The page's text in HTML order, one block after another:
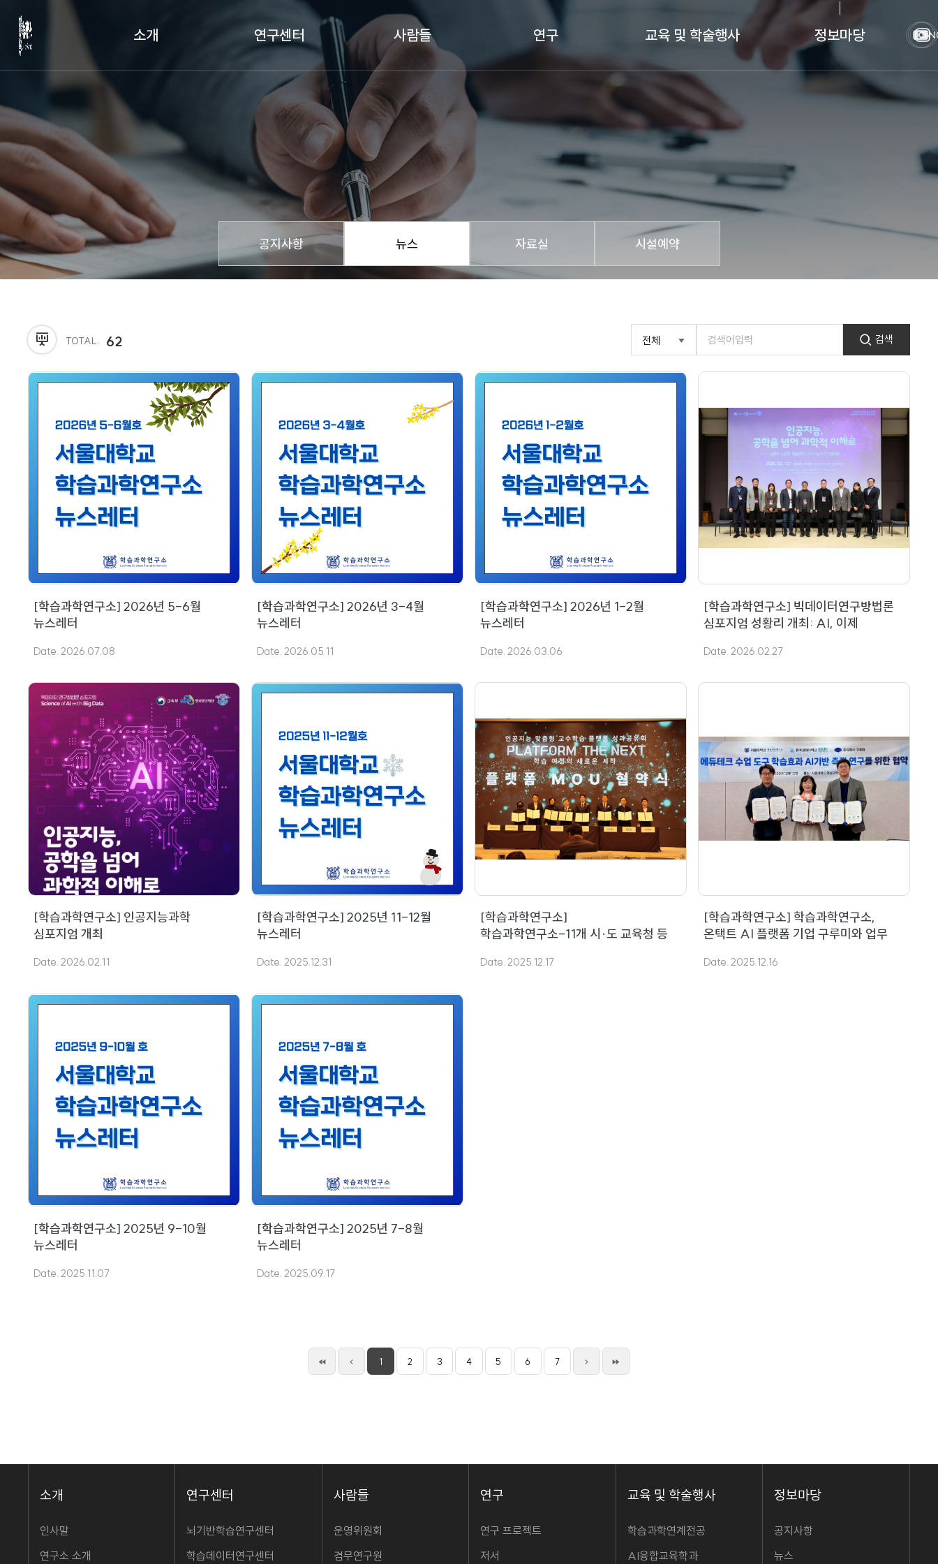
소개
연구소 소개
연혁
오시는 길
연구센터
뇌기반학습연구센터
학습데이터연구센터
AI기반교육연구센터
미래교육혁신센터
사람들
겸무연구원
행정직원
연구
인문사회연구소
저서
교육 및 학술행사
학습과학연계전공
AI융합교육학과
학술행사
인턴 프로그램
정보마당
공지사항
정보마당
정보마당
공지사항 뉴스 자료실 시설예약
TOTAL. 62 검색
[학습과학연구소] 2026년 5-6월
뉴스레터
Date. 2026.07.08
[학습과학연구소] 2026년 3-4월
뉴스레터
Date. 2026.05.11
[학습과학연구소] 2026년 1-2월
뉴스레터
Date. 2026.03.06
[학습과학연구소] 빅데이터연구방법론
심포지엄 성황리 개최: AI, 이제
대상’으로
Date. 2026.02.27
[학습과학연구소] 인공지능과학
심포지엄 개최
Date. 2026.02.11
[학습과학연구소] 2025년 11-12월
뉴스레터
Date. 2025.12.31
[학습과학연구소]
학습과학연구소-11개 시·도 교육청 등
Date. 2025.12.17
[학습과학연구소] 학습과학연구소,
온택트 AI 플랫폼 기업 구루미와 업무
Date. 2025.12.16
[학습과학연구소] 2025년 9-10월
뉴스레터
Date. 2025.11.07
[학습과학연구소] 2025년 7-8월
뉴스레터
Date. 2025.09.17
1 2 3 4 5 6 7
소개
인사말
연구소 소개
연구센터
뇌기반학습연구센터
학습데이터연구센터
사람들
운영위원회
겸무연구원
연구
연구 프로젝트
저서
교육 및 학술행사
학습과학연계전공
AI융합교육학과
정보마당
공지사항
뉴스